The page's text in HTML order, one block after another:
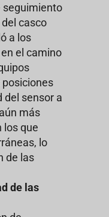
seguimiento
casco
a los
el camino
del sensor a
más
los que
lo
de las
de las